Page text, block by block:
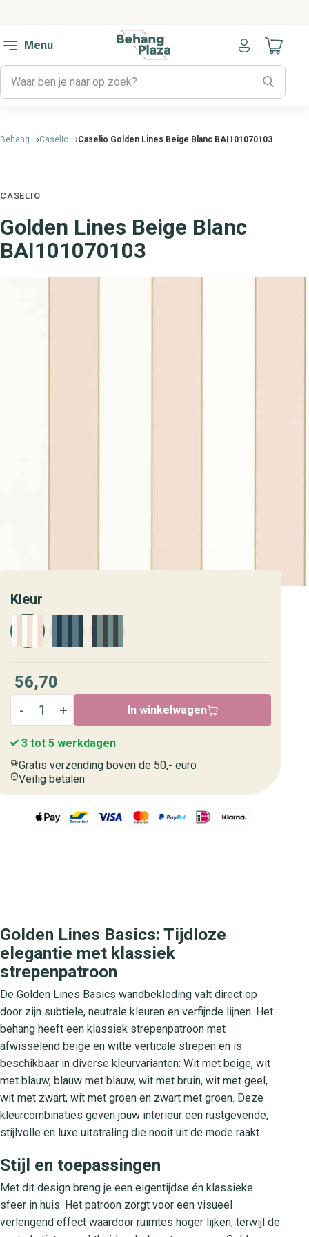
Menu
Naar
Behang Caselio Caselio Golden Lines Beige Blanc BAI101070103
CASELIO
Golden Lines Beige Blanc
BAI101070103
Kleur
56,70
In winkelwagen
3 tot 5 werkdagen
Gratis verzending boven de 50,- euro
Veilig betalen
Golden Lines Basics: Tijdloze
elegantie met klassiek
strepenpatroon
De Golden Lines Basics wandbekleding valt direct op
door zijn subtiele, neutrale kleuren en verfijnde lijnen. Het
behang heeft een klassiek strepenpatroon met
afwisselend beige en witte verticale strepen en is
beschikbaar in diverse kleurvarianten: Wit met beige, wit
met blauw, blauw met blauw, wit met bruin, wit met geel,
wit met zwart, wit met groen en zwart met groen. Deze
kleurcombinaties geven jouw interieur een rustgevende,
stijlvolle en luxe uitstraling die nooit uit de mode raakt.
Stijl en toepassingen
Met dit design breng je een eigentijdse én klassieke
sfeer in huis. Het patroon zorgt voor een visueel
verlengend effect waardoor ruimtes hoger lijken, terwijl de